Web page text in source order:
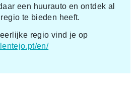
een huurauto en ontdek al
te bieden heeft.
regio vind je op
en/